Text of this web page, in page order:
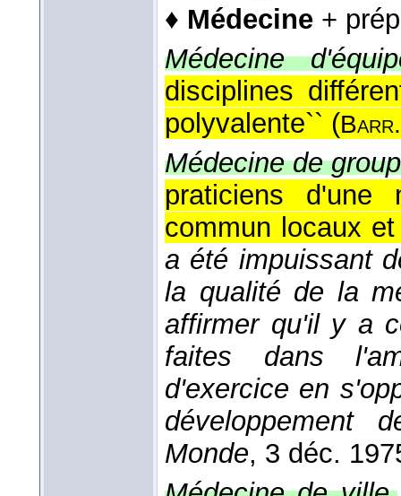
♦ Médecine +
Médecine
disciplines
polyvalente`` (Barr.
Médecine de
praticiens d'une
commun locaux
a été impuissant
la qualité de la
affirmer qu'il y a
faites dans
d'exercice en
développement
Monde, 3 déc.